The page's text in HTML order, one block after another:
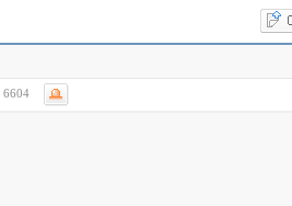
6604